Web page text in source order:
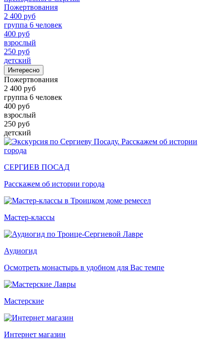
Пожертвования
2 400 руб
группа 6 человек
400 руб
взрослый
250 руб
детский
Интересно
Пожертвования
2 400 руб
группа 6 человек
400 руб
взрослый
250 руб
детский
СЕРГИЕВ ПОСАД
Расскажем об истории города
Мастер-классы
Аудиогид
Осмотреть монастырь в удобном для Вас темпе
Мастерские
Интернет магазин